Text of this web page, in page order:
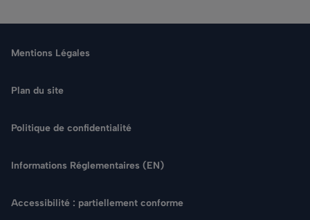
Rechercher
Mentions Légales
Plan du site
Politique de confidentialité
Informations Réglementaires (EN)
Accessibilité : partiellement conforme